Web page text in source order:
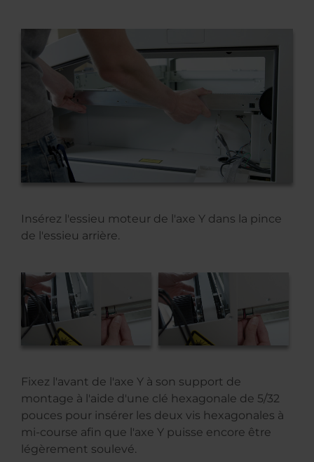
Insérez l'essieu moteur de l'axe Y dans la pince
de l'essieu arrière.
Fixez l'avant de l'axe Y à son support de
montage à l'aide d'une clé hexagonale de 5/32
pouces pour insérer les deux vis hexagonales à
mi-course afin que l'axe Y puisse encore être
légèrement soulevé.